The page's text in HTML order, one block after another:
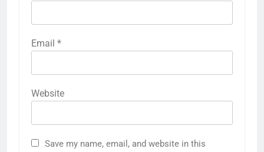
Email *
Website
Save my name, email, and website in this